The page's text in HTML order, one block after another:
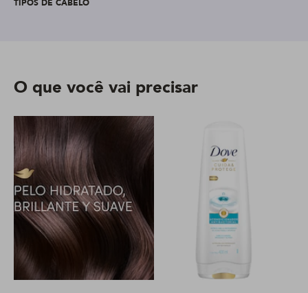
TIPOS DE CABELO
O que você vai precisar